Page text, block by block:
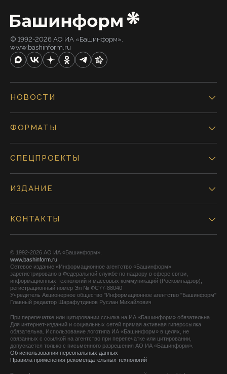
© 1992-2026 АО ИА «Башинформ».
www.bashinform.ru
НОВОСТИ
ФОРМАТЫ
СПЕЦПРОЕКТЫ
ИЗДАНИЕ
КОНТАКТЫ
© 1992-2026 АО ИА «Башинформ».
www.bashinform.ru
Сетевое издание «Информационное агентство «Башинформ»
зарегистрировано в Федеральной службе по надзору в сфере связи,
информационных технологий и массовых коммуникаций (Роскомнадзор),
регистрационный номер Эл № ФС77-88040
Учредитель Акционерное общество "Информационное агентство "Башинформ"
Главный редактор Шарафутдинов Руслан Михайлович
При перепечатке или цитировании ссылка на ИА «Башинформ» обязательна.
Для интернет-изданий и социальных сетей прямая активная гиперссылка
обязательна. Использование логотипа ИА «Башинформ» в целях, не
связанных с ссылкой на агентство при перепечатке или цитировании,
допускается только с письменного разрешения АО ИА «Башинформ».
Об использовании персональных данных
Правила применения рекомендательных технологий